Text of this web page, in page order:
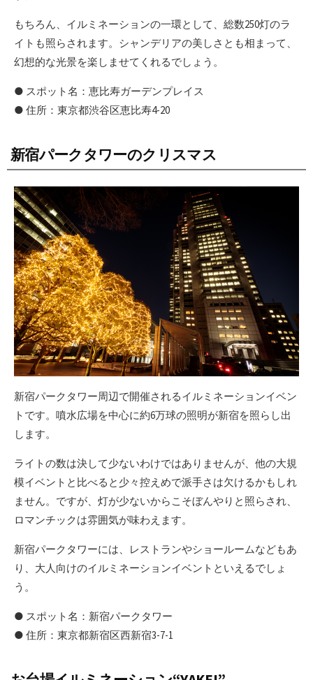
もちろん、イルミネーションの一環として、総数250灯のラ
イトも照らされます。シャンデリアの美しさとも相まって、
幻想的な光景を楽しませてくれるでしょう。
● スポット名：恵比寿ガーデンプレイス
● 住所：東京都渋谷区恵比寿4-20
新宿パークタワーのクリスマス
新宿パークタワー周辺で開催されるイルミネーションイベン
トです。噴水広場を中心に約6万球の照明が新宿を照らし出
します。
ライトの数は決して少ないわけではありませんが、他の大規
模イベントと比べると少々控えめで派手さは欠けるかもしれ
ません。ですが、灯が少ないからこそぼんやりと照らされ、
ロマンチックは雰囲気が味わえます。
新宿パークタワーには、レストランやショールームなどもあ
り、大人向けのイルミネーションイベントといえるでしょ
う。
● スポット名：新宿パークタワー
● 住所：東京都新宿区西新宿3-7-1